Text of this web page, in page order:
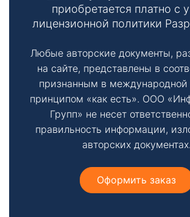
приобретается платно с
лицензионной политики
Любые авторские документы,
на сайте, представлены в
признанным в международной
принципом «как есть». ООО
Групп» не несет
правильность информации,
авторских документах.
Оформить заказ